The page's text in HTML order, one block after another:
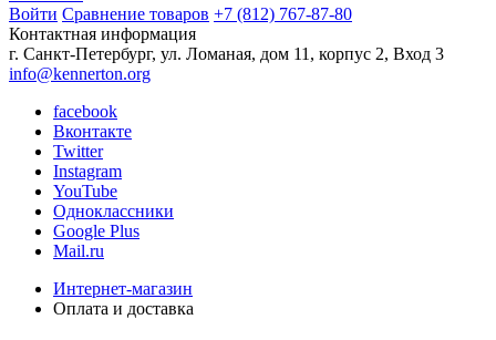
Войти Сравнение товаров +7 (812) 767-87-80
Контактная информация
г. Санкт-Петербург, ул. Ломаная, дом 11, корпус 2, Вход 3
info@kennerton.org
facebook
Вконтакте
Twitter
Instagram
YouTube
Одноклассники
Google Plus
Mail.ru
Интернет-магазин
Оплата и доставка